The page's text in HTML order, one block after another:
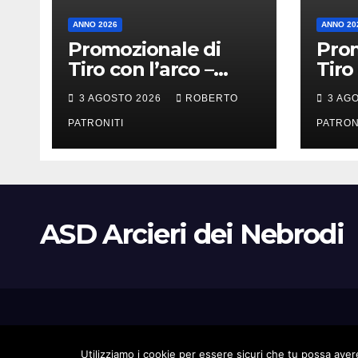
ANNO 2026
Promozionale di
Tiro con l’arco –
Longi (Me)
3 AGOSTO 2026 ROBERTO
PATRONITI
ANNO
Tiro
3
ASD Arcieri dei Nebrodi
Utilizziamo i cookie per essere sicuri che tu possa